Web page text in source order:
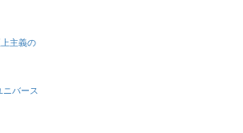
主義の
ニバース